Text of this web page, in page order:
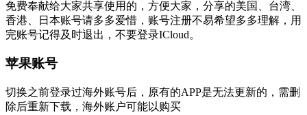
免费奉献给大家共享使用的，方便大家，分享的美国、台湾、
香港、日本账号请多多爱惜，账号注册不易希望多多理解，用
完账号记得及时退出，不要登录ICloud。
苹果账号
切换之前登录过海外账号后，原有的APP是无法更新的，需删
除后重新下载，海外账户可能以购买